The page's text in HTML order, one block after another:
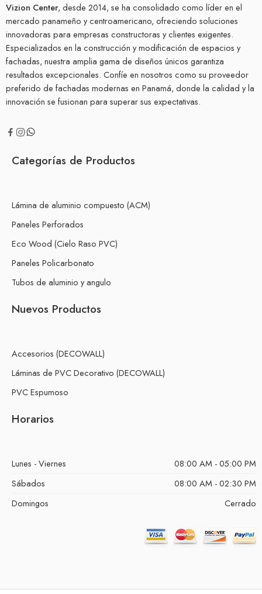
Vizion Center, desde 2014, se ha consolidado como líder en el
mercado panameño y centroamericano, ofreciendo soluciones
innovadoras para empresas constructoras y clientes exigentes.
Especializados en la construcción y modificación de espacios y
fachadas, nuestra amplia gama de diseños únicos garantiza
resultados excepcionales. Confíe en nosotros como su proveedor
preferido de fachadas modernas en Panamá, donde la calidad y la
innovación se fusionan para superar sus expectativas.
Categorías de Productos
Lámina de aluminio compuesto (ACM)
Paneles Perforados
Eco Wood (Cielo Raso PVC)
Paneles Policarbonato
Tubos de aluminio y angulo
Nuevos Productos
Accesorios (DECOWALL)
Láminas de PVC Decorativo (DECOWALL)
PVC Espumoso
Horarios
Lunes - Viernes
08:00 AM - 05:00 PM
Sábados
08:00 AM - 02:30 PM
Domingos
Cerrado